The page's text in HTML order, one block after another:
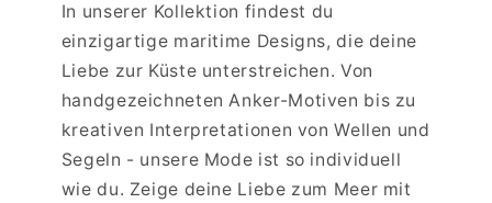
In unserer Kollektion findest du
einzigartige maritime Designs, die deine
Liebe zur Küste unterstreichen. Von
handgezeichneten Anker-Motiven bis zu
kreativen Interpretationen von Wellen und
Segeln - unsere Mode ist so individuell
wie du. Zeige deine Liebe zum Meer mit